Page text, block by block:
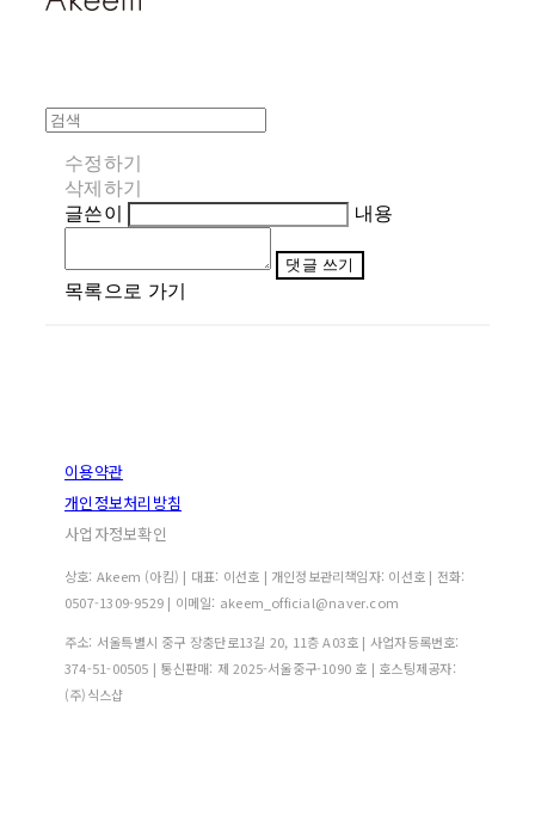
수정하기
삭제하기
글쓴이
내용
댓글 쓰기
목록으로 가기
이용약관
개인정보처리방침
사업자정보확인
상호: Akeem (아킴) | 대표: 이선호 | 개인정보관리책임자: 이선호 | 전화:
0507-1309-9529 | 이메일: akeem_official@naver.com
주소: 서울특별시 중구 장충단로13길 20, 11층 A03호 | 사업자등록번호:
374-51-00505 | 통신판매: 제 2025-서울중구-1090 호 | 호스팅제공자:
(주)식스샵